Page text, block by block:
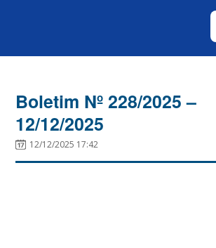
Boletim Nº 228/2025 –
12/12/2025
12/12/2025 17:42